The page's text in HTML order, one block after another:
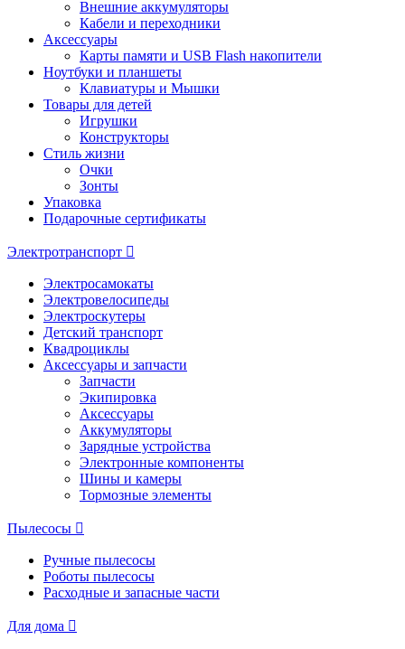
Внешние аккумуляторы
Кабели и переходники
Аксессуары
Карты памяти и USB Flash накопители
Ноутбуки и планшеты
Клавиатуры и Мышки
Товары для детей
Игрушки
Конструкторы
Стиль жизни
Очки
Зонты
Упаковка
Подарочные сертификаты
Электротранспорт
Электросамокаты
Электровелосипеды
Электроскутеры
Детский транспорт
Квадроциклы
Аксессуары и запчасти
Запчасти
Экипировка
Аксессуары
Аккумуляторы
Зарядные устройства
Электронные компоненты
Шины и камеры
Тормозные элементы
Пылесосы
Ручные пылесосы
Роботы пылесосы
Расходные и запасные части
Для дома